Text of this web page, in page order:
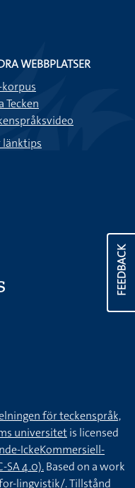
FEEDBACK
WEBBPLATSER
korpus
Tecken
länktips
för teckenspråk,
universitetis licensed
IckeKommersiell-
SA 4.0).Based on a work
lingvistik/. Tillstånd